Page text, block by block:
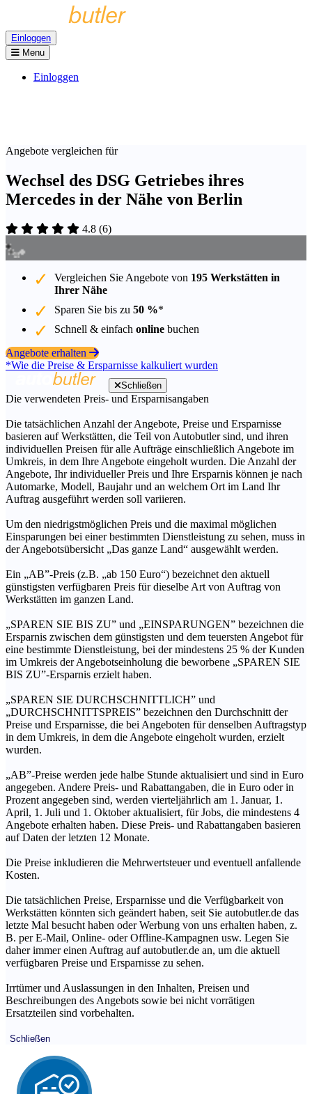
Einloggen
Menu
Einloggen
Angebote vergleichen für
Wechsel des DSG Getriebes ihres
Mercedes in der Nähe von Berlin
4.8 (6)
Vergleichen Sie Angebote von 195 Werkstätten in
Ihrer Nähe
Sparen Sie bis zu 50 %*
Schnell & einfach online buchen
Angebote erhalten
*Wie die Preise & Ersparnisse kalkuliert wurden
Schließen
Die verwendeten Preis- und Ersparnisangaben
Die tatsächlichen Anzahl der Angebote, Preise und Ersparnisse
basieren auf Werkstätten, die Teil von Autobutler sind, und ihren
individuellen Preisen für alle Aufträge einschließlich Angebote im
Umkreis, in dem Ihre Angebote eingeholt wurden. Die Anzahl der
Angebote, Ihr individueller Preis und Ihre Ersparnis können je nach
Automarke, Modell, Baujahr und an welchem Ort im Land Ihr
Auftrag ausgeführt werden soll variieren.
Um den niedrigstmöglichen Preis und die maximal möglichen
Einsparungen bei einer bestimmten Dienstleistung zu sehen, muss in
der Angebotsübersicht „Das ganze Land“ ausgewählt werden.
Ein „AB”-Preis (z.B. „ab 150 Euro“) bezeichnet den aktuell
günstigsten verfügbaren Preis für dieselbe Art von Auftrag von
Werkstätten im ganzen Land.
„SPAREN SIE BIS ZU” und „EINSPARUNGEN” bezeichnen die
Ersparnis zwischen dem günstigsten und dem teuersten Angebot für
eine bestimmte Dienstleistung, bei der mindestens 25 % der Kunden
im Umkreis der Angebotseinholung die beworbene „SPAREN SIE
BIS ZU”-Ersparnis erzielt haben.
„SPAREN SIE DURCHSCHNITTLICH” und
„DURCHSCHNITTSPREIS” bezeichnen den Durchschnitt der
Preise und Ersparnisse, die bei Angeboten für denselben Auftragstyp
in dem Umkreis, in dem die Angebote eingeholt wurden, erzielt
wurden.
„AB”-Preise werden jede halbe Stunde aktualisiert und sind in Euro
angegeben. Andere Preis- und Rabattangaben, die in Euro oder in
Prozent angegeben sind, werden vierteljährlich am 1. Januar, 1.
April, 1. Juli und 1. Oktober aktualisiert, für Jobs, die mindestens 4
Angebote erhalten haben. Diese Preis- und Rabattangaben basieren
auf Daten der letzten 12 Monate.
Die Preise inkludieren die Mehrwertsteuer und eventuell anfallende
Kosten.
Die tatsächlichen Preise, Ersparnisse und die Verfügbarkeit von
Werkstätten könnten sich geändert haben, seit Sie autobutler.de das
letzte Mal besucht haben oder Werbung von uns erhalten haben, z.
B. per E-Mail, Online- oder Offline-Kampagnen usw. Legen Sie
daher immer einen Auftrag auf autobutler.de an, um die aktuell
verfügbaren Preise und Ersparnisse zu sehen.
Irrtümer und Auslassungen in den Inhalten, Preisen und
Beschreibungen des Angebots sowie bei nicht vorrätigen
Ersatzteilen sind vorbehalten.
Schließen